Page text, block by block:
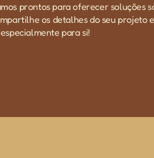
prontos para oferecer soluções
os detalhes do seu projeto
para si!